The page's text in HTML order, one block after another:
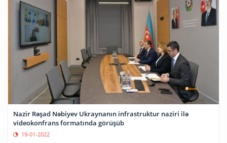
Nazir Rəşad Nəbiyev Ukraynanın infrastruktur naziri ilə
videokonfrans formatında görüşüb
19-01-2022